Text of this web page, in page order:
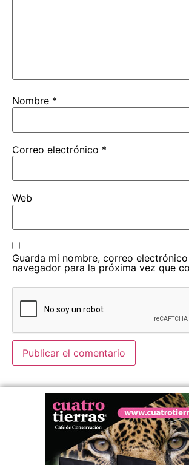
Nombre *
Correo electrónico *
Web
Guarda mi nombre, correo
navegador para la próxima vez que